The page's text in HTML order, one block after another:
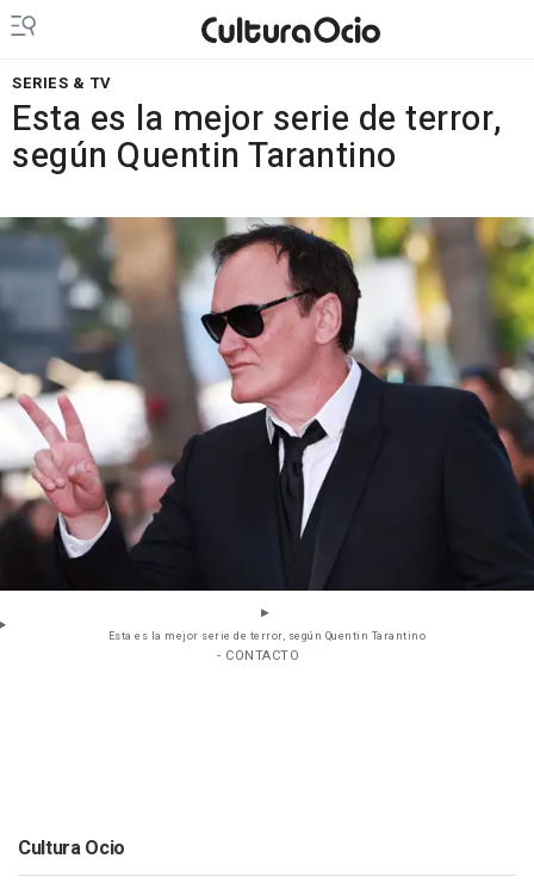
SERIES & TV
Esta es la mejor serie de terror,
según Quentin Tarantino
Esta es la mejor serie de terror, según Quentin Tarantino
- CONTACTO
Cultura Ocio